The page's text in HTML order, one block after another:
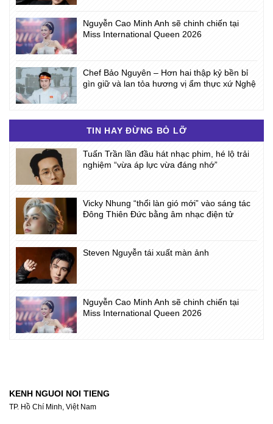
Nguyễn Cao Minh Anh sẽ chinh chiến tại
Miss International Queen 2026
Chef Bảo Nguyên – Hơn hai thập kỷ bền bỉ
gìn giữ và lan tỏa hương vị ẩm thực xứ Nghệ
TIN HAY ĐỪNG BỎ LỠ
Tuấn Trần lần đầu hát nhạc phim, hé lộ trải
nghiệm “vừa áp lực vừa đáng nhớ”
Vicky Nhung “thổi làn gió mới” vào sáng tác
Đông Thiên Đức bằng âm nhạc điện tử
Steven Nguyễn tái xuất màn ảnh
Nguyễn Cao Minh Anh sẽ chinh chiến tại
Miss International Queen 2026
KENH NGUOI NOI TIENG
TP. Hồ Chí Minh, Việt Nam